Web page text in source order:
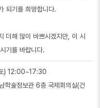
되기를 희망합니다.
더해 많이 바쁘시겠지만, 이 시
기를 바랍니다.
) 12:00~17:30
술정보관 6층 국제회의실(건